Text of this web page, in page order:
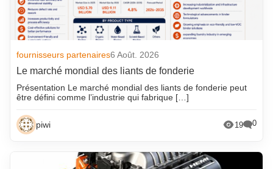
fournisseurs partenaires6 Août. 2026
Le marché mondial des liants de fonderie
Présentation Le marché mondial des liants de fonderie peut
être défini comme l’industrie qui fabrique […]
piwi 19 0